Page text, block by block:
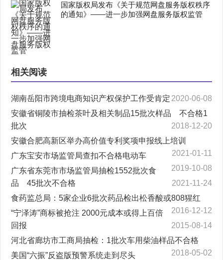
国家版权局发布《关于规范网盘服务版权秩序
的通知》——进一步加强网盘服务版权监管
相关阅读
湖南岳阳市跨境电商知识产权保护工作受肯定 2020-06-08
安徽省铜陵市抽检茶叶及相关制品15批次样品 不合格1
批次
2018-12-20
安徽合肥高新区举办高价值专利奖项申报线上培训
2021-01-11
广东宝安市场监管局查扣不合格电动车
2019-10-08
广东省东莞市市场监管局抽检1552批次食
品 45批次不合格
2021-11-24
食药监总局：5家企业6批次药品检出松香酸或808猩红
2016-12-12
“宁泽涛”商标被抢注 2000元成本或得上百倍
回报
2015-08-14
河北省廊坊市工商局抽检：1批次车用柴油样品不合格
2018-05-02
美国“六振”反盗版预警系统走到尽头